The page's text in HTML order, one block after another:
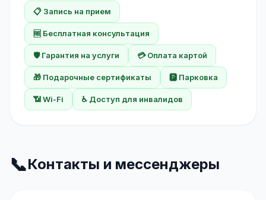
📋 Запись на прием
🆓 Бесплатная консультация
🛡️ Гарантия на услуги 💳 Оплата картой
🎁 Подарочные сертификаты 🅿️ Парковка
📶 Wi-Fi ♿ Доступ для инвалидов
📞Контакты и мессенджеры